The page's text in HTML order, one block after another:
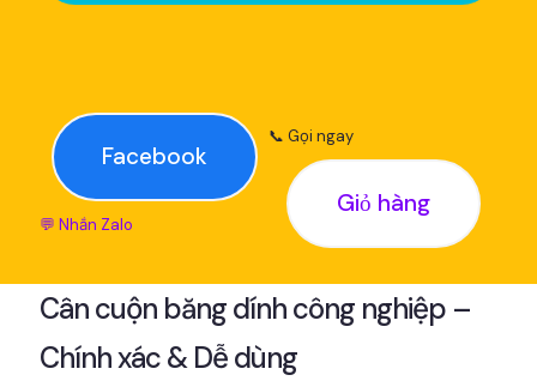
Facebook
💬 Nhắn Zalo
📞 Gọi ngay
Giỏ hàng
Cân cuộn băng dính công nghiệp –
Chính xác & Dễ dùng